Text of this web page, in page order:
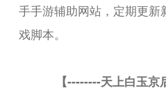
手手游辅助网站，定期更新
戏脚本。
【--------天上白玉京